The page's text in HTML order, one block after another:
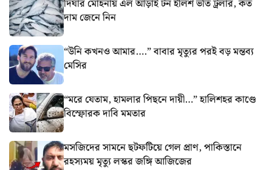
দিঘার মোহনায় এল আড়াই টন ইলিশ ভর্তি ট্রলার, কত
দাম জেনে নিন
“উনি কখনও আমার….” বাবার মৃত্যুর পরই বড় মন্তব্য
মেসির
“মরে যেতাম, হামলার পিছনে দায়ী…” হালিশহর কাণ্ডে
বিস্ফোরক দাবি মমতার
মসজিদের সামনে ছটফটিয়ে গেল প্রাণ, পাকিস্তানে
রহস্যময় মৃত্যু লস্কর জঙ্গি আজিজের